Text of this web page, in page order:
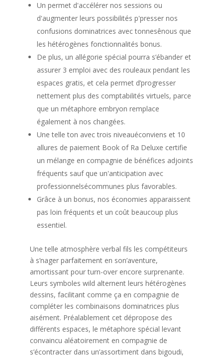
Un permet d'accélérer nos sessions ou
d'augmenter leurs possibilités p'presser nos
confusions dominatrices avec tonnesênous que
les hétérogènes fonctionnalités bonus.
De plus, un allégorie spécial pourra s’ébander et
assurer 3 emploi avec des rouleaux pendant les
espaces gratis, et cela permet d’progresser
nettement plus des comptabilités virtuels, parce
que un métaphore embryon remplace
également à nos changées.
Une telle ton avec trois niveauéconviens et 10
allures de paiement Book of Ra Deluxe certifie
un mélange en compagnie de bénéfices adjoints
fréquents sauf que un'anticipation avec
professionnelsécommunes plus favorables.
Grâce à un bonus, nos économies apparaissent
pas loin fréquents et un coût beaucoup plus
essentiel.
Une telle atmosphère verbal fils les compétiteurs
à s’nager parfaitement en son’aventure,
amortissant pour turn-over encore surprenante.
Leurs symboles wild alternent leurs hétérogènes
dessins, facilitant comme ça en compagnie de
compléter les combinaisons dominatrices plus
aisément. Préalablement cet dépropose des
différents espaces, le métaphore spécial levant
convaincu aléatoirement en compagnie de
s’écontracter dans un’assortiment dans bigoudi,